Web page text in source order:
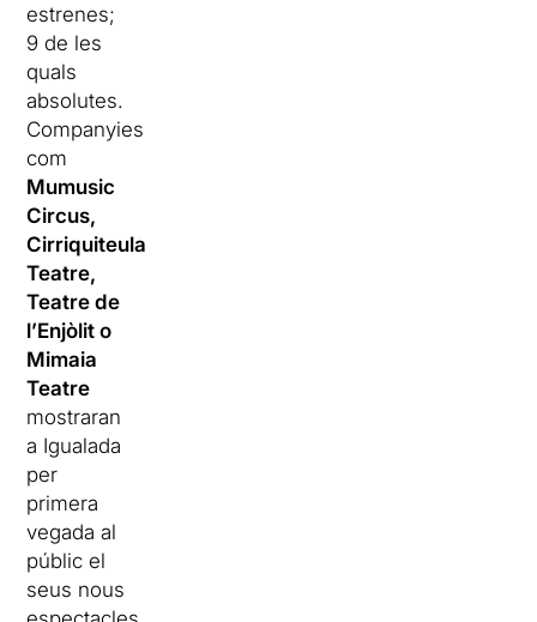
estrenes;
9 de les
quals
absolutes.
Companyies
com
Mumusic
Circus,
Cirriquiteula
Teatre,
Teatre de
l’Enjòlit o
Mimaia
Teatre
mostraran
a Igualada
per
primera
vegada al
públic el
seus nous